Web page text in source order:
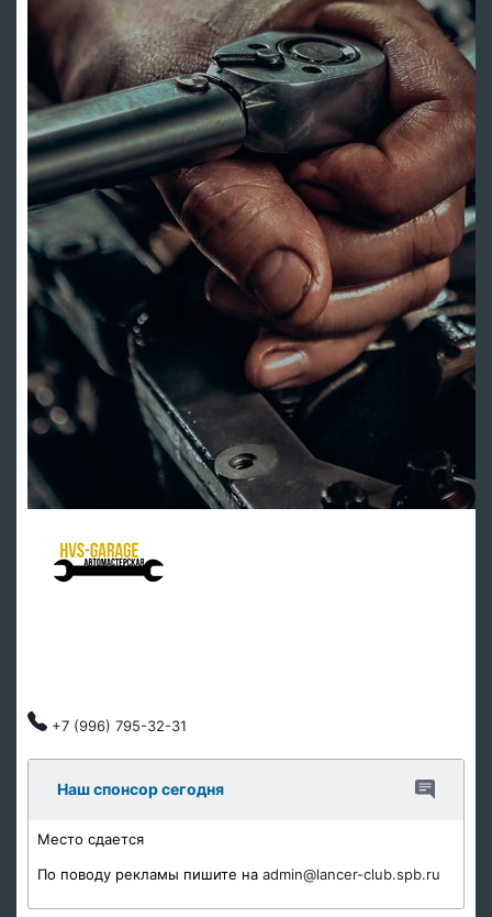
+7 (996) 795-32-31
Наш спонсор сегодня
Место сдается
По поводу рекламы пишите на admin@lancer-club.spb.ru